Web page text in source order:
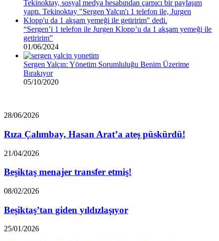
“Sergen’i 1 telefon ile Jurgen Klopp’u da 1 akşam yemeği ile
getiririm”
01/06/2024
Sergen Yalçın: Yönetim Sorumluluğu Benim Üzerime
Bırakıyor
05/10/2020
Rıza
Hasan
Arat’a
ateş
püskürdü!
28/06/2026
Rıza Çalımbay, Hasan Arat’a ateş püskürdü!
Beşiktaş
transfer
etmiş!
21/04/2026
Beşiktaş menajer transfer etmiş!
Beşiktaş’tan
yıldızlaşıyor
08/02/2026
Beşiktaş’tan giden yıldızlaşıyor
“Beşiktaş’ın
25/01/2026